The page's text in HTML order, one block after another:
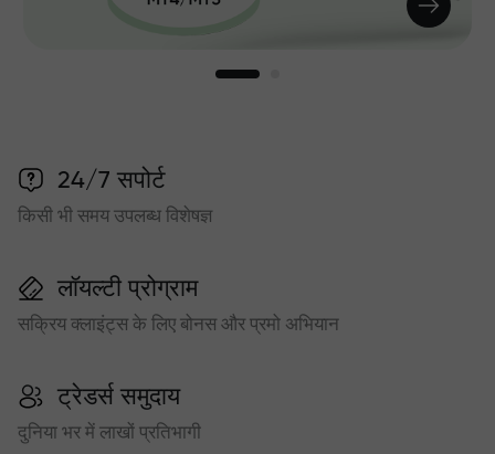
24/7 सपोर्ट
किसी भी समय उपलब्ध विशेषज्ञ
लॉयल्टी प्रोग्राम
सक्रिय क्लाइंट्स के लिए बोनस और प्रमो अभियान
ट्रेडर्स समुदाय
दुनिया भर में लाखों प्रतिभागी